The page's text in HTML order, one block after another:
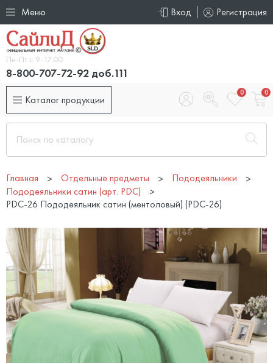
Меню Вход Регистрация
Пн-Пт с 9-17.00
8-800-707-72-92 доб.111
Каталог продукции
0 0
Главная Отдельные предметы
Пододеяльники
Пододеяльники сатин (арт. PDC)
PDC-26 Пододеяльник сатин (ментоловый) (PDC-26)